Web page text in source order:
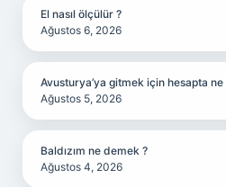
El nasıl ölçülür ?
Ağustos 6, 2026
Avusturya’ya gitmek için hesapta
Ağustos 5, 2026
Baldızım ne demek ?
Ağustos 4, 2026